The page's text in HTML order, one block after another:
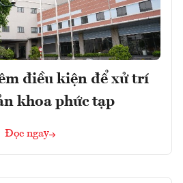
điều kiện để xử trí
khoa phức tạp
Đọc ngay